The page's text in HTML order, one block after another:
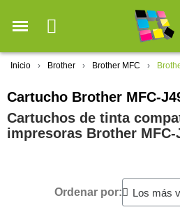
Inicio Brother Brother MFC
Cartucho Brother MFC-
Cartuchos de tinta
impresoras Brother MFC-
Ordenar por: